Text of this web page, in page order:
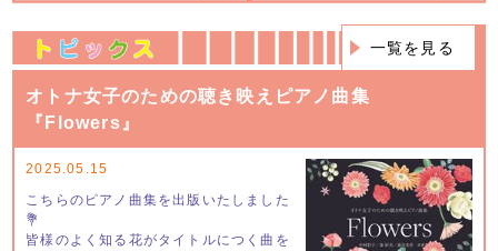
一覧を見る
オトナ女子のための聴き映えピアノ曲集
『Flowers』
2025.05.15
こちらのピアノ曲集を出版いたしました
💐
皆様のよく知る花がタイトルにつく曲を